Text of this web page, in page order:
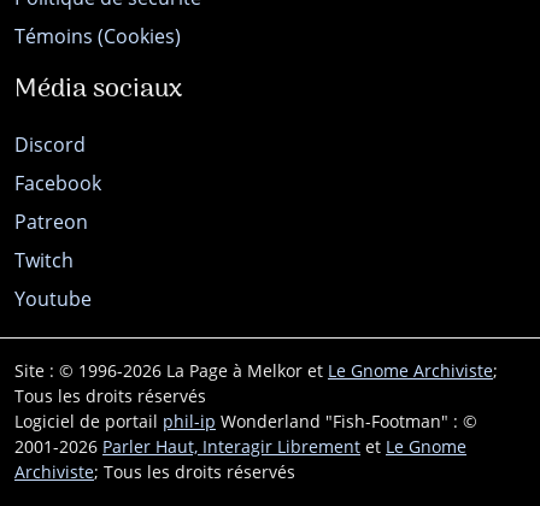
Témoins (Cookies)
Média sociaux
Discord
Facebook
Patreon
Twitch
Youtube
Site : © 1996-2026 La Page à Melkor et Le Gnome Archiviste;
Tous les droits réservés
Logiciel de portail phil-ip Wonderland "Fish-Footman" : ©
2001-2026 Parler Haut, Interagir Librement et Le Gnome
Archiviste; Tous les droits réservés